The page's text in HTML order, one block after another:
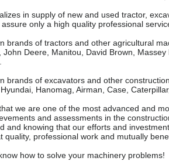
in supply of new and used tractor,
only a high quality professional
brands of tractors and other agricultural
John Deere, Manitou, David Brown,
brands of excavators and other
Hanomag, Airman, Case,
we are one of the most advanced and
and assessments in the
and knowing that our efforts and
quality, professional work and mutually
how to solve your machinery problems!